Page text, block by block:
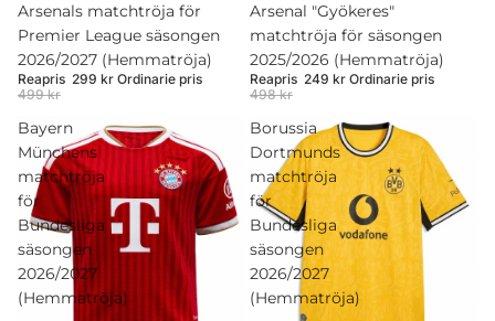
Rea
Arsenals matchtröja för
Premier League säsongen
2026/2027 (Hemmatröja)
Reapris 299 kr Ordinarie pris
499 kr
Rea
Arsenal "Gyökeres"
matchtröja för säsongen
2025/2026 (Hemmatröja)
Reapris 249 kr Ordinarie pris
498 kr
Bayern
Münchens
matchtröja
för
Bundesliga
säsongen
2026/2027
(Hemmatröja)
Borussia
Dortmunds
matchtröja
för
Bundesliga
säsongen
2026/2027
(Hemmatröja)